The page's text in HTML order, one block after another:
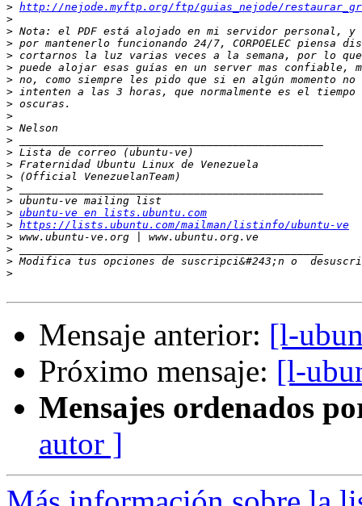
> http://nejode.myftp.org/ftp/guias_nejode/
>
>
>
>
>
>
>
>
>
>
>
>
>
>
>
>
> ubuntu-ve en lists.ubuntu.com
> https://lists.ubuntu.com/mailman/listinfo/ubuntu-ve
>
>
> Modifica tus opciones de suscripci&#243;n o
>
Mensaje anterior: [l-
Próximo mensaje: [l-
Mensajes ordenados
autor ]